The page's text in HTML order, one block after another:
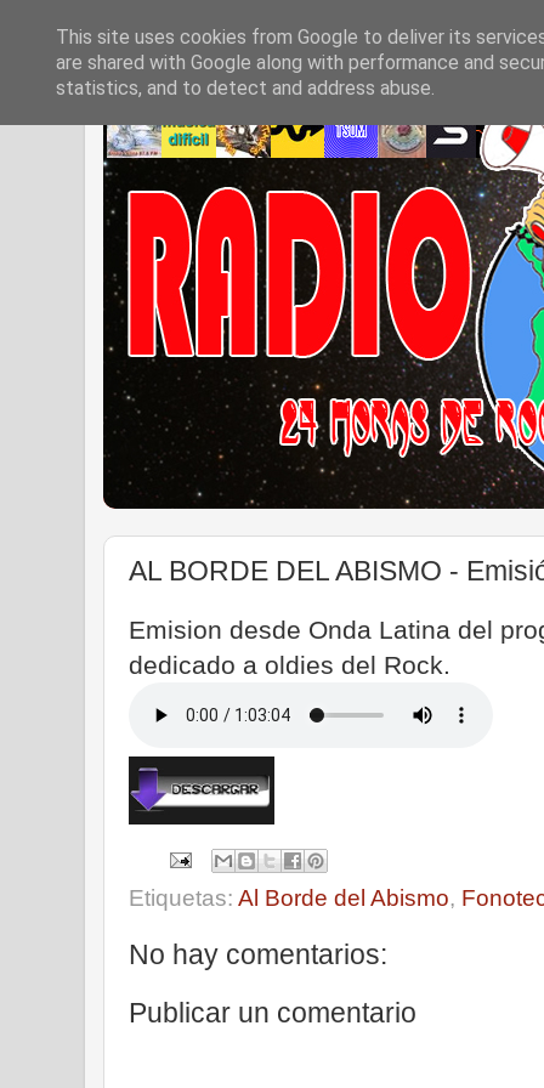
AL BORDE DEL ABISMO -
Emision desde Onda Latina del
dedicado a oldies del Rock.
Etiquetas: Al Borde del Abismo,
No hay comentarios:
Publicar un comentario
This site uses cookies from Google to deliver its
are shared with Google along with performance and
statistics, and to detect and address abuse.